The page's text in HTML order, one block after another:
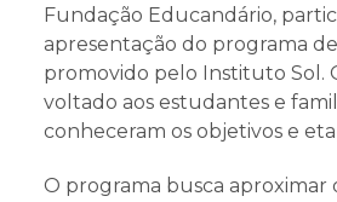
Fundação Educandário,
apresentação do programa
promovido pelo Instituto Sol.
voltado aos estudantes e
conheceram os objetivos e
O programa busca aproximar